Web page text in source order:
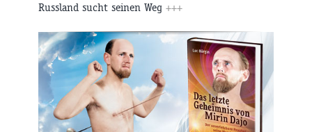
Russland sucht seinen Weg +++